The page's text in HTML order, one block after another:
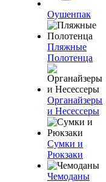
Оушенпак
Пляжные
Полотенца
Органайзеры
и Несессеры
Сумки и
Рюкзаки
Чемоданы